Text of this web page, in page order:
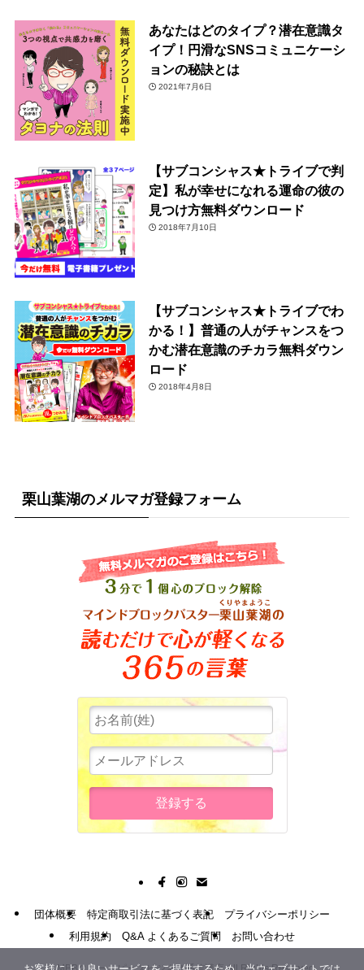
あなたはどのタイプ？潜在意識タ
イプ！円滑なSNSコミュニケーシ
ョンの秘訣とは
2021年7月6日
【サブコンシャス★トライブで判
定】私が幸せになれる運命の彼の
見つけ方無料ダウンロード
2018年7月10日
【サブコンシャス★トライブでわ
かる！】普通の人がチャンスをつ
かむ潜在意識のチカラ無料ダウン
ロード
2018年4月8日
栗山葉湖のメルマガ登録フォーム
団体概要 特定商取引法に基づく表記
プライバシーポリシー
利用規約
Q&A よくあるご質問 お問い合わせ